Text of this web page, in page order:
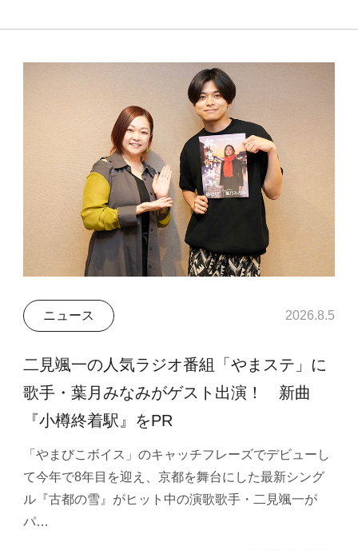
ニュース 2026.8.5
二見颯一の人気ラジオ番組「やまステ」に
歌手・葉月みなみがゲスト出演！ 新曲
『小樽終着駅』をPR
「やまびこボイス」のキャッチフレーズでデビューし
て今年で8年目を迎え、京都を舞台にした最新シング
ル『古都の雪』がヒット中の演歌歌手・二見颯一が
パ…